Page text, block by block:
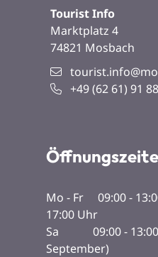
Tourist Info
Marktplatz 4
74821 Mosbach
+49 (62 61) 91
Mo - Fr 09:00 -
17:00 Uhr
Sa 09:00 - 13:00
September)